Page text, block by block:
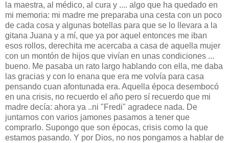
la maestra, al médico, al cura y .... algo que ha quedado en
mi memoria: mi madre me preparaba una cesta con un poco
de cada cosa y algunas botellas para que se lo llevara a la
gitana Juana y a mí, que ya por aquel entonces me iban
esos rollos, derechita me acercaba a casa de aquella mujer
con un montón de hijos que vivían en unas condiciones ...
bueno. Me pasaba un rato largo hablando con ella, me daba
las gracias y con lo enana que era me volvía para casa
pensando cuan afontunada era. Aquella época desembocó
en una crisis, no recuerdo el año pero sí recuerdo que mi
madre decía: ahora ya ..ni "Fredi" agradece nada. De
juntarnos con varios jamones pasamos a tener que
comprarlo. Supongo que son épocas, crisis como la que
estamos pasando. Y por Dios, no nos pongamos a hablar de